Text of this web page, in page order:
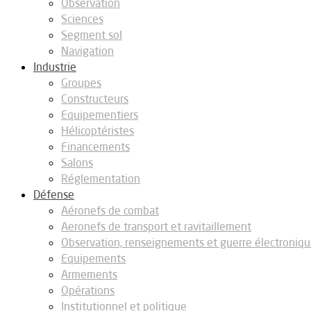
Observation
Sciences
Segment sol
Navigation
Industrie
Groupes
Constructeurs
Equipementiers
Hélicoptéristes
Financements
Salons
Réglementation
Défense
Aéronefs de combat
Aeronefs de transport et ravitaillement
Observation, renseignements et guerre
Equipements
Armements
Opérations
Institutionnel et politique